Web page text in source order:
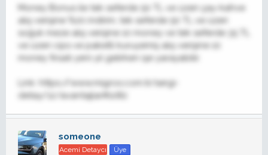
Money Bonus ile tek seferde 50 TL ve üzeri çay-kahve
alış verişine %20 indirim, tek seferde 50 TL ve üzeri
soğuk meze alış verişine 10 money ve tek seferde 35 TL
ve üzeri cips ve paketli kuruyemiş alış verişine 10
money fırsatı yeni yıl gelirken işe yarayabilir.
Link: https://www.migros.com.tr/sergi-
detay/12/avantajlar#1082
someone
Acemi Detaycı Üye